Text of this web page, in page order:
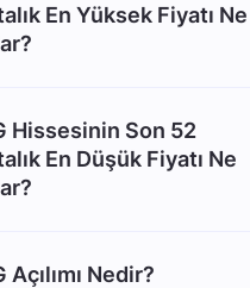
En Yüksek Fiyatı Ne
Hissesinin Son 52
En Düşük Fiyatı Ne
Açılımı Nedir?